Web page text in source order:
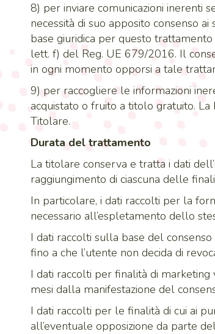
8) per inviare comunicazioni inerenti
necessità di suo apposito consenso
base giuridica per questo
lett. f) del Reg. UE 679/2016. Il
in ogni momento opporsi a tale
9) per raccogliere le informazioni
acquistato o fruito a titolo gratuito.
Titolare.
Durata del trattamento
La titolare conserva e tratta i dati
raggiungimento di ciascuna delle
In particolare, i dati raccolti per la
necessario all’espletamento dello
I dati raccolti sulla base del
fino a che l’utente non decida di
I dati raccolti per finalità di
mesi dalla manifestazione del
I dati raccolti per le finalità di cui ai
all’eventuale opposizione da parte